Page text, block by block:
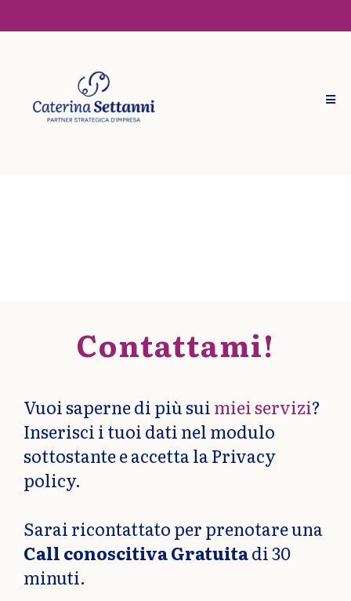
Contattami!
Vuoi saperne di più suimiei servizi?
Inserisci i tuoi dati nel modulo
sottostante e accetta la Privacy
policy.
Sarai ricontattato per prenotare una
Call conoscitiva Gratuitadi 30
minuti.